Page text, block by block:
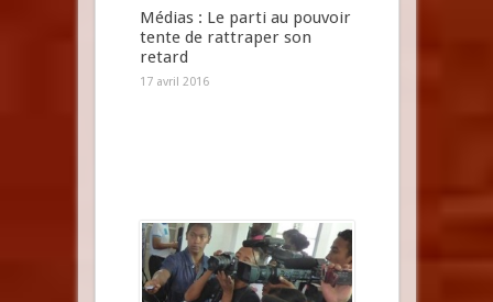
Médias : Le parti au pouvoir
tente de rattraper son
retard
17 avril 2016